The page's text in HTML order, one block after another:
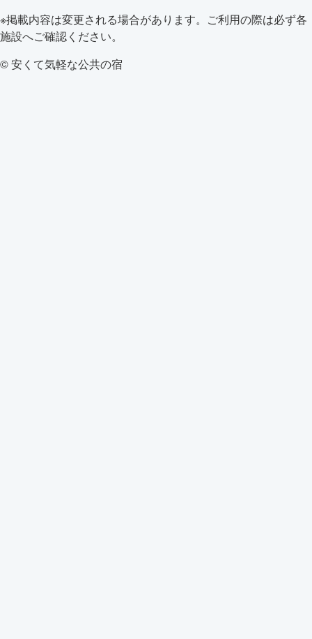
※掲載内容は変更される場合があります。ご利用の際は必ず各
施設へご確認ください。
© 安くて気軽な公共の宿